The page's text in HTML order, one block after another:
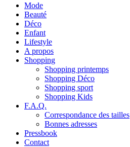
Mode
Beauté
Déco
Enfant
Lifestyle
A propos
Shopping
Shopping printemps
Shopping Déco
Shopping sport
Shopping Kids
F.A.Q.
Correspondance des tailles
Bonnes adresses
Pressbook
Contact